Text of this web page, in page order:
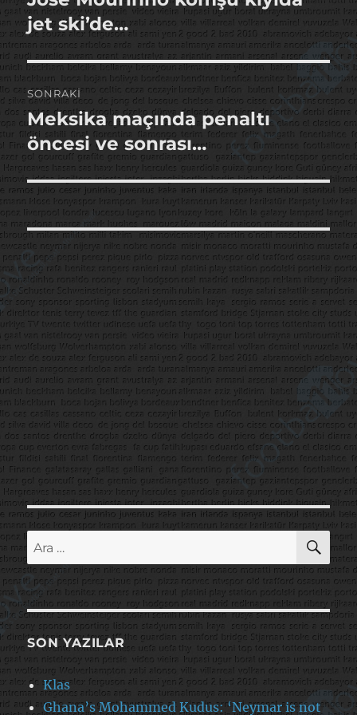
yazı:
jet ski’de…
SONRAKI
Sonraki
yazı:
Meksika maçında penaltı
öncesi ve sonrası…
Ara:
SON YAZILAR
Klas
Ghana’s Mohammed Kudus: ‘Neymar is not